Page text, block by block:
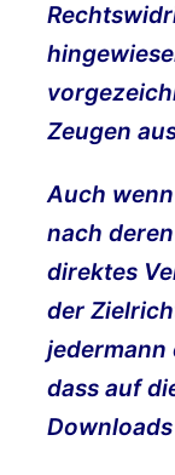
Zeugen
Auch
nach
direktes
der
jedermann
dass auf